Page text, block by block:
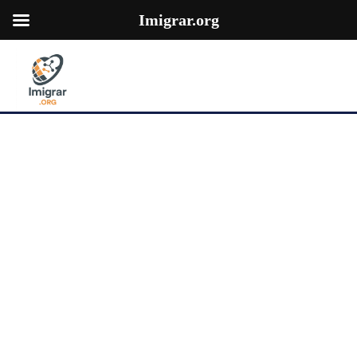
Imigrar.org